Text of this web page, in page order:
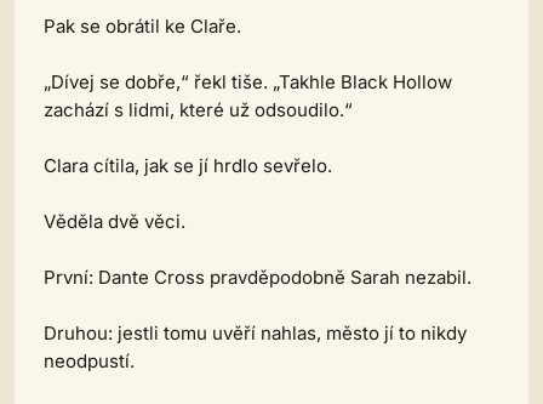
Pak se obrátil ke Claře.
„Dívej se dobře,“ řekl tiše. „Takhle Black Hollow
zachází s lidmi, které už odsoudilo.“
Clara cítila, jak se jí hrdlo sevřelo.
Věděla dvě věci.
První: Dante Cross pravděpodobně Sarah nezabil.
Druhou: jestli tomu uvěří nahlas, město jí to nikdy
neodpustí.